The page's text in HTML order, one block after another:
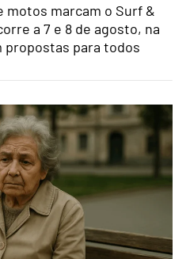
motos marcam o Surf &
a 7 e 8 de agosto, na
propostas para todos